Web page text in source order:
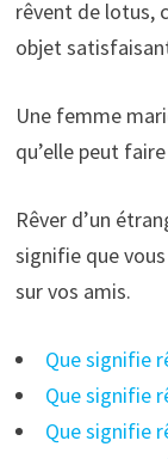
rêvent de lotus,
objet
Une femme
qu’elle peut
Rêver d’un
signifie que
sur vos amis.
Que signifie
Que signifie
Que signifie